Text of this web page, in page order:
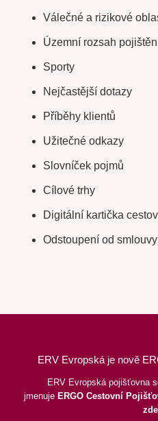
ERV Evropská je nově
ERV Evropská pojišťovna
jmenuje ERGO Cestovní
zde
Válečné a rizikové
Územní rozsah
Sporty
Nejčastější dotazy
Příběhy klientů
Užitečné odkazy
Slovníček pojmů
Cílové trhy
Digitální kartička
Odstoupení od smlouvy
©2026 ERGO Cestovní